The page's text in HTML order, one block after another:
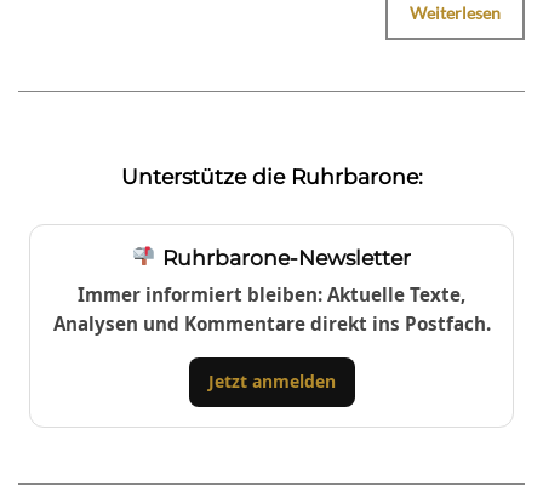
Weiterlesen
Unterstütze die Ruhrbarone:
Ruhrbarone-Newsletter
Immer informiert bleiben: Aktuelle Texte,
Analysen und Kommentare direkt ins Postfach.
Jetzt anmelden